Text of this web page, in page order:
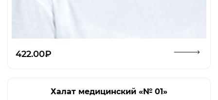
422.00₽
Халат медицинский «№ 01»